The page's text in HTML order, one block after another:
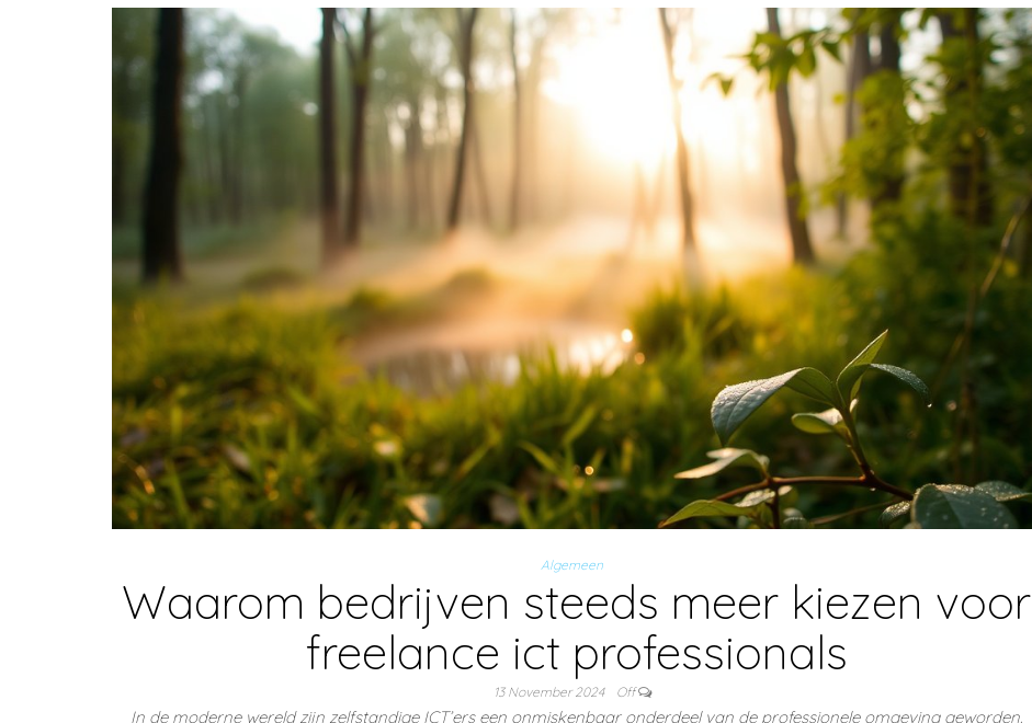
Algemeen
Waarom bedrijven steeds meer kiezen voor
freelance ict professionals
13 November 2024 Off
In de moderne wereld zijn zelfstandige ICT’ers een onmiskenbaar onderdeel van de professionele omgeving geworden.